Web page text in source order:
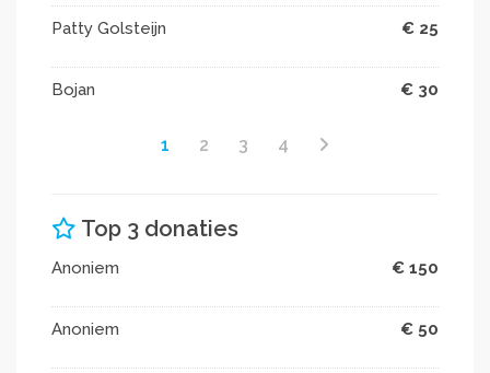
Patty Golsteijn € 25
Bojan € 30
1 2 3 4
Top 3 donaties
Anoniem € 150
Anoniem € 50